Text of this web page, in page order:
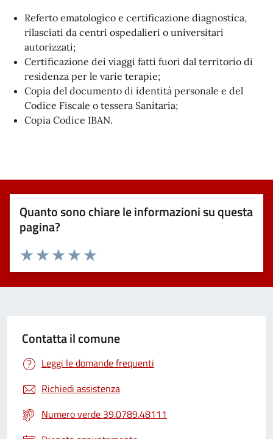
Referto ematologico e certificazione diagnostica,
rilasciati da centri ospedalieri o universitari
autorizzati;
Certificazione dei viaggi fatti fuori dal territorio di
residenza per le varie terapie;
Copia del documento di identità personale e del
Codice Fiscale o tessera Sanitaria;
Copia Codice IBAN.
Quanto sono chiare le informazioni su questa
pagina?
Valuta 5 stelle su 5
Valuta 4 stelle su 5
Valuta 3 stelle su 5
Valuta 2 stelle su 5
Valuta 1 stelle su 5
Contatta il comune
Leggi le domande frequenti
Richiedi assistenza
Numero verde 39.0789.48111